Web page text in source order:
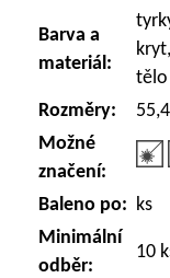
Barva a
materiál:
tělo
Rozměry:
Možné
značení:
Baleno po: ks
Minimální
odběr:
10